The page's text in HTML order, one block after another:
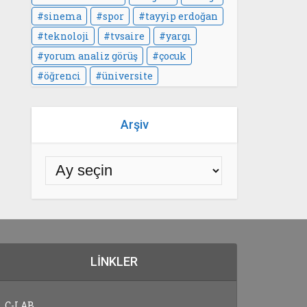
sinema
spor
tayyip erdoğan
teknoloji
tvsaire
yargı
yorum analiz görüş
çocuk
öğrenci
üniversite
Arşiv
LINKLER